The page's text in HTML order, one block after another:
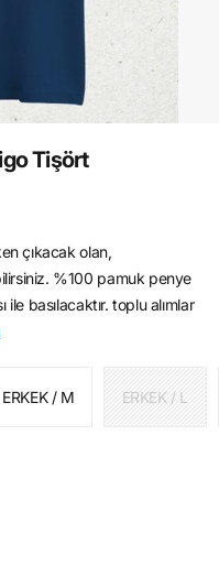
Tişört
çıkacak olan,
%100 pamuk penye
basılacaktır. toplu alımlar
ERKEK / M ERKEK / L